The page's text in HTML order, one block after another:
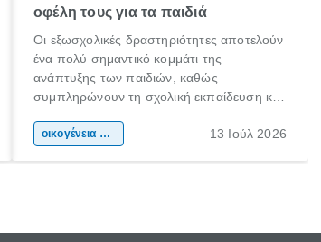
οφέλη τους για τα παιδιά
Οι εξωσχολικές δραστηριότητες αποτελούν
ένα πολύ σημαντικό κομμάτι της
ανάπτυξης των παιδιών, καθώς
συμπληρώνουν τη σχολική εκπαίδευση και
της προσωπικότητας, της κοινωνικότητας
οικογένεια & παιδί 13 Ιούλ 2026